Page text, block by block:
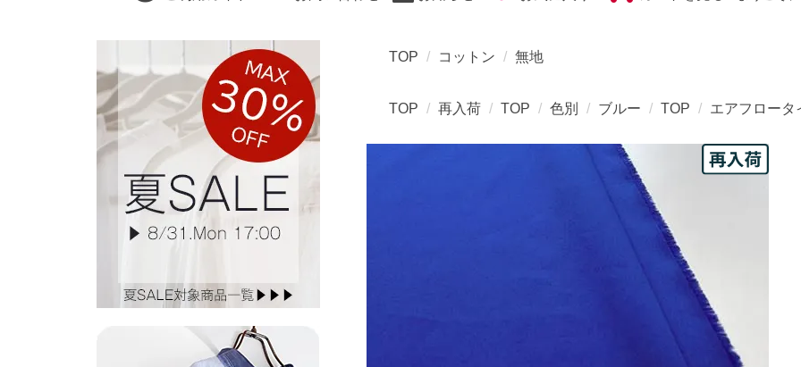
TOP コットン 無地
TOP 再入荷 TOP 色別 ブルー TOP エアフロータ